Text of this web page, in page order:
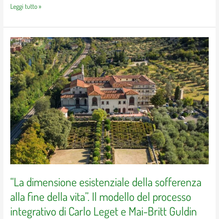
Leggi tutto »
“La dimensione esistenziale della sofferenza
alla fine della vita”. Il modello del processo
integrativo di Carlo Leget e Mai-Britt Guldin
“La
dimensione
esistenziale
della
sofferenza
alla
fine
della
vita”.
Il
modello
del
processo
di
Carlo
Leget
e